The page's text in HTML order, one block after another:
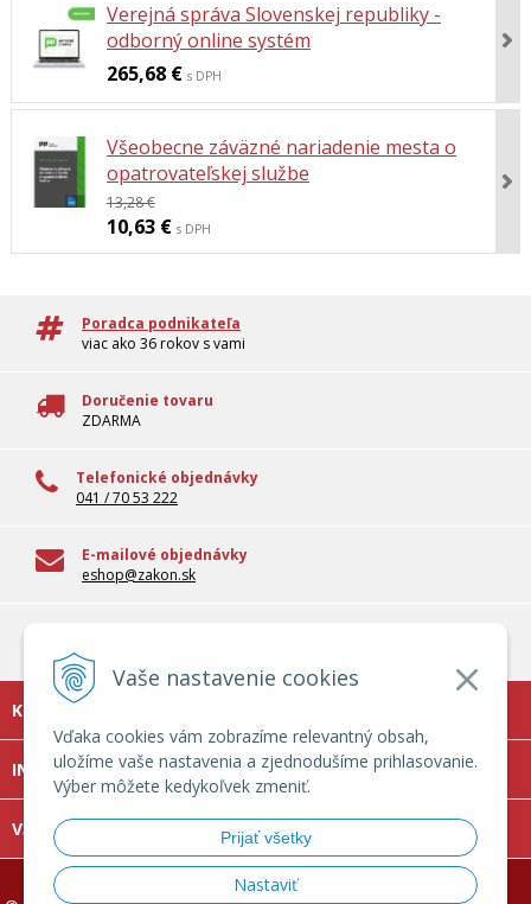
Vaše nastavenie cookies
Vďaka cookies vám zobrazíme relevantný obsah,
uložíme vaše nastavenia a zjednodušíme prihlasovanie.
Výber môžete kedykoľvek zmeniť.
Prijať všetky
Nastaviť
Verejná správa Slovenskej republiky -
odborný online systém
265,68 € s DPH
Všeobecne záväzné nariadenie mesta o
opatrovateľskej službe
13,28 €
10,63 € s DPH
Poradca podnikateľa
viac ako 36 rokov s vami
Doručenie tovaru
ZDARMA
Telefonické objednávky
041 / 70 53 222
E-mailové objednávky
eshop@zakon.sk
Odborné informácie pre reálnu prax
KONTAKT
INFOLINKA
VŠETKO O NÁKUPE